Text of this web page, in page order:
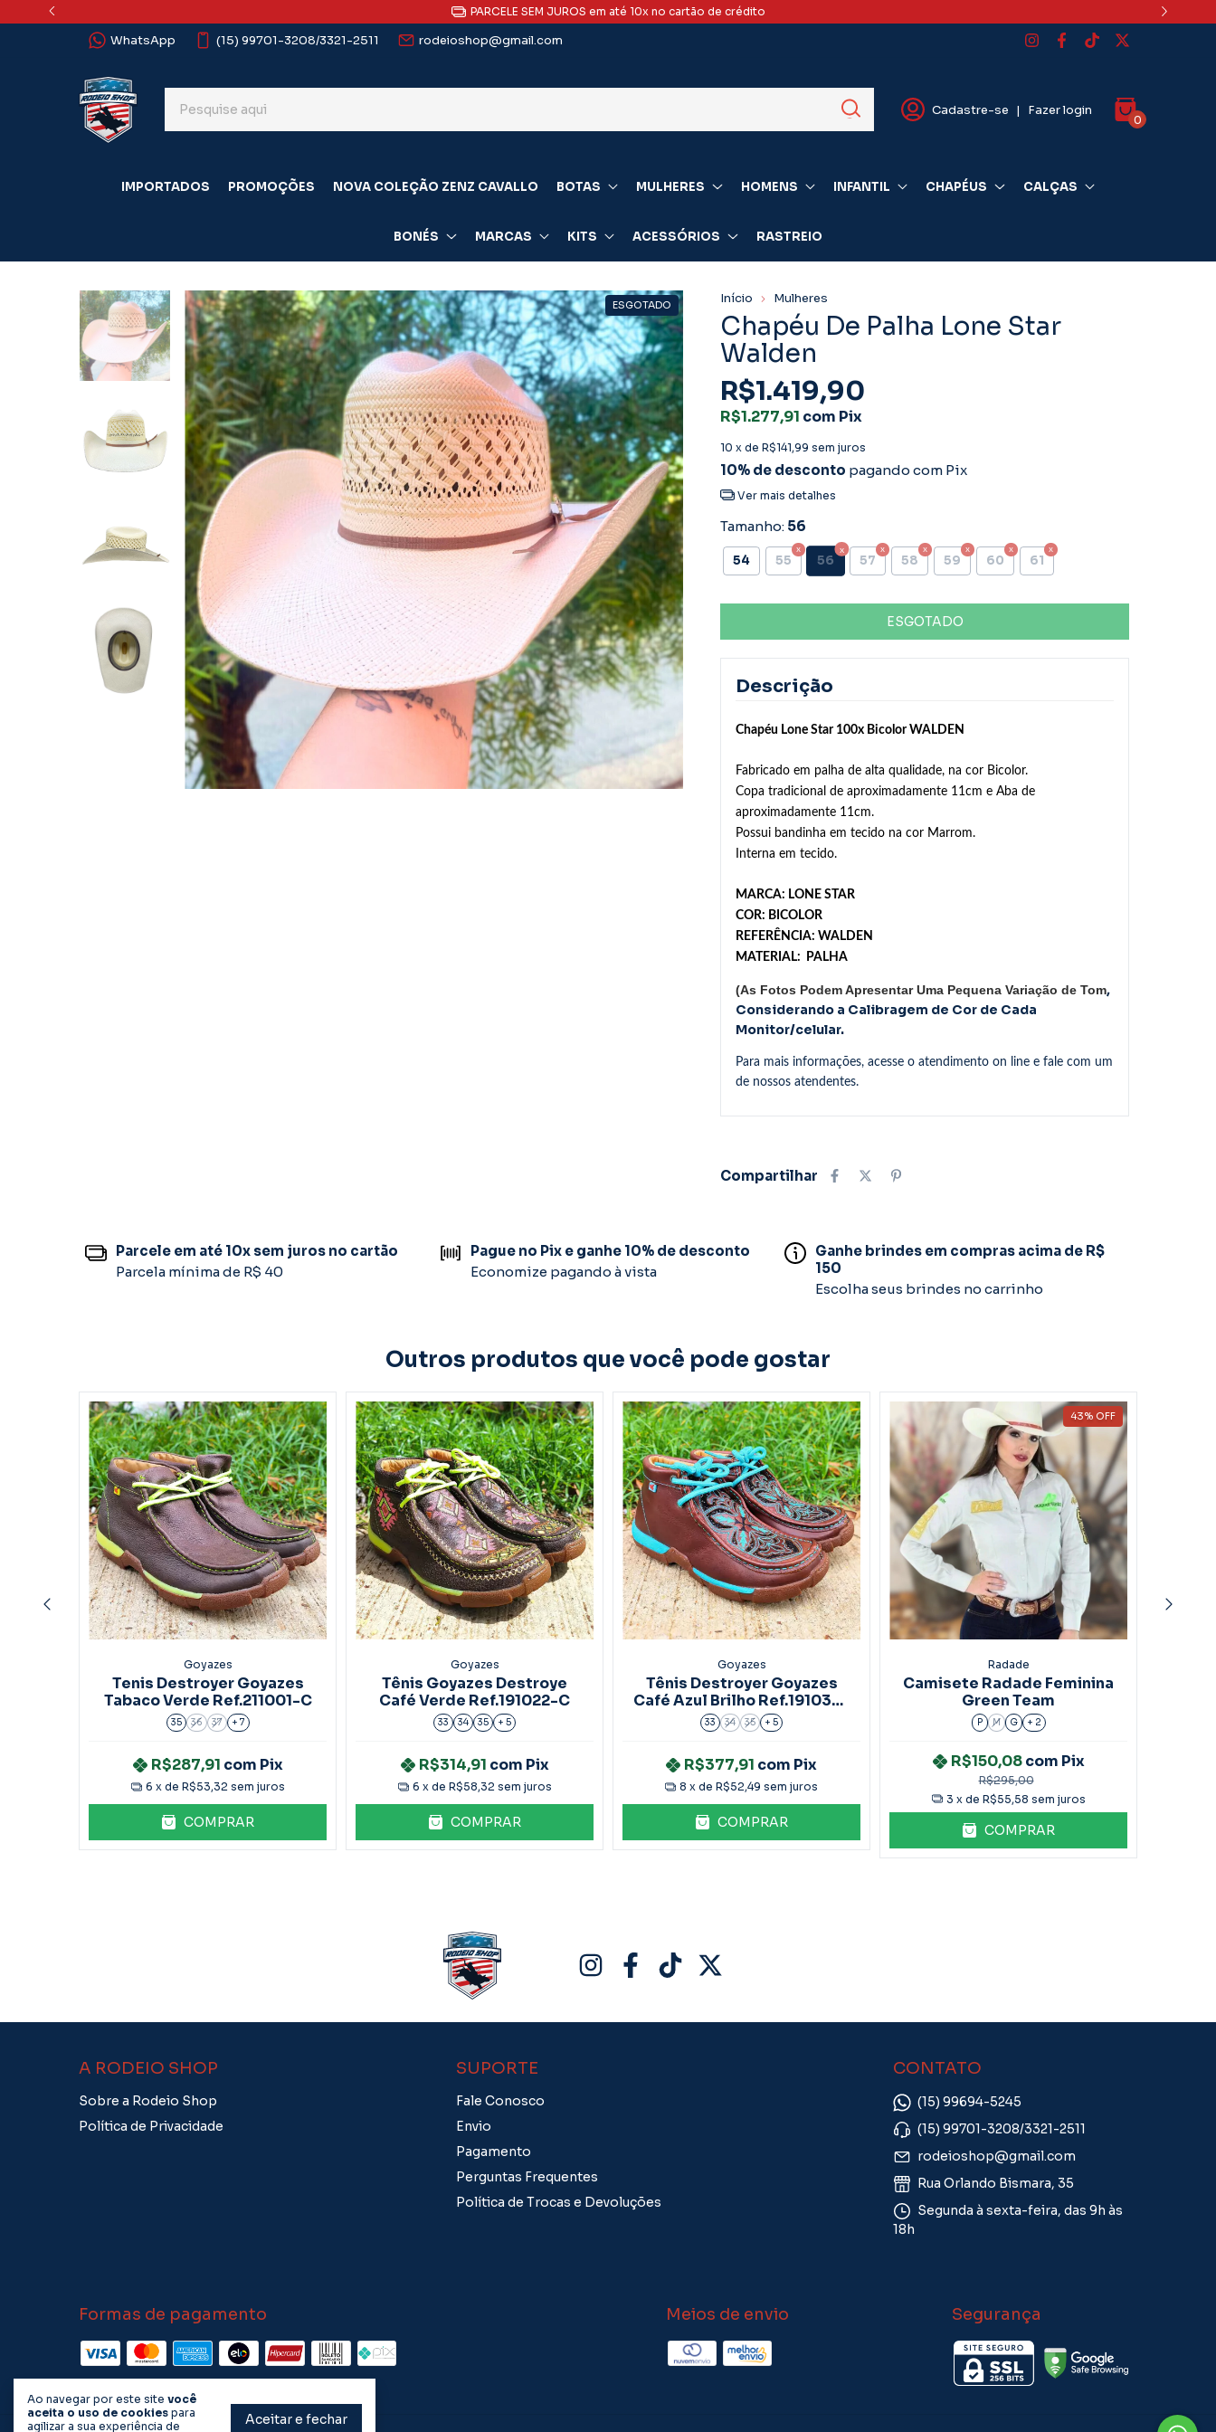
ATENDIMENTO ESPECIALIZADO via WhatsApp (clique aqui e fale conosco)
WhatsApp (15) 99701-3208/3321-2511 rodeioshop@gmail.com
Cadastre-se | Fazer login
0
IMPORTADOS PROMOÇÕES NOVA COLEÇÃO ZENZ CAVALLO BOTAS MULHERES HOMENS INFANTIL CHAPÉUS CALÇAS
BONÉS MARCAS KITS ACESSÓRIOS RASTREIO
Ao navegar por este site você
aceita o uso de cookies para
agilizar a sua experiência de
Aceitar e fechar
ESGOTADO Início Mulheres
Chapéu De Palha Lone Star
Walden
R$1.419,90
R$1.277,91 com Pix
10 x de R$141,99 sem juros
10% de desconto pagando com Pix
Ver mais detalhes
Tamanho: 56
54 55 56 57 58 59 60 61
Descrição
Chapéu Lone Star 100x Bicolor WALDEN
Fabricado em palha de alta qualidade, na cor Bicolor.
Copa tradicional de aproximadamente 11cm e Aba de
aproximadamente 11cm.
Possui bandinha em tecido na cor Marrom.
Interna em tecido.
MARCA: LONE STAR
COR: BICOLOR
REFERÊNCIA: WALDEN
MATERIAL: PALHA
(As Fotos Podem Apresentar Uma Pequena Variação de Tom,
Considerando a Calibragem de Cor de Cada
Monitor/celular.
Para mais informações, acesse o atendimento on line e fale com um
de nossos atendentes.
Compartilhar
Parcele em até 10x sem juros no cartão
Parcela mínima de R$ 40
Pague no Pix e ganhe 10% de desconto
Economize pagando à vista
Ganhe brindes em compras acima de R$
150
Escolha seus brindes no carrinho
Outros produtos que você pode gostar
Goyazes
Tenis Destroyer Goyazes
Tabaco Verde Ref.211001-C
35 36 37 + 7
R$287,91 com Pix
6 x de R$53,32 sem juros
COMPRAR
Goyazes
Tênis Goyazes Destroye
Café Verde Ref.191022-C
33 34 35 + 5
R$314,91 com Pix
6 x de R$58,32 sem juros
COMPRAR
Goyazes
Tênis Destroyer Goyazes
Café Azul Brilho Ref.191034-
C
33 34 35 + 5
R$377,91 com Pix
8 x de R$52,49 sem juros
COMPRAR
43% OFF
Radade
Camisete Radade Feminina
Green Team
P M G + 2
R$295,00
R$150,08com Pix
3 x de R$55,58 sem juros
COMPRAR
A RODEIO SHOP
Sobre a Rodeio Shop
Política de Privacidade
SUPORTE
Fale Conosco
Envio
Pagamento
Perguntas Frequentes
Política de Trocas e Devoluções
CONTATO
(15) 99694-5245
(15) 99701-3208/3321-2511
rodeioshop@gmail.com
Rua Orlando Bismara, 35
Segunda à sexta-feira, das 9h às
18h
Formas de pagamento Meios de envio Segurança